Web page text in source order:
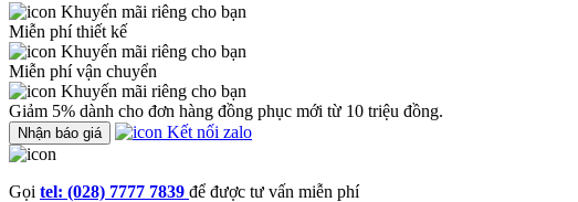
Khuyến mãi riêng cho bạn
Miễn phí thiết kế
Khuyến mãi riêng cho bạn
Miễn phí vận chuyển
Khuyến mãi riêng cho bạn
Giảm 5% dành cho đơn hàng đồng phục mới từ 10 triệu đồng.
Nhận báo giá Kết nối zalo
Gọi tel: (028) 7777 7839 để được tư vấn miễn phí